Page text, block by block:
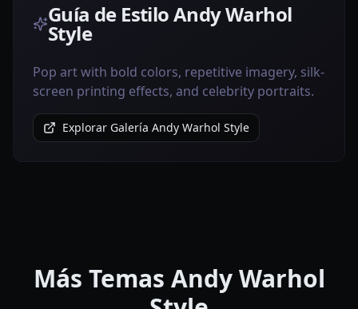
Guía de Estilo Andy Warhol
Style
Pop art with bold colors, repetitive imagery, silk-
screen printing effects, and celebrity portraits.
Explorar Galería Andy Warhol Style
Más Temas Andy Warhol